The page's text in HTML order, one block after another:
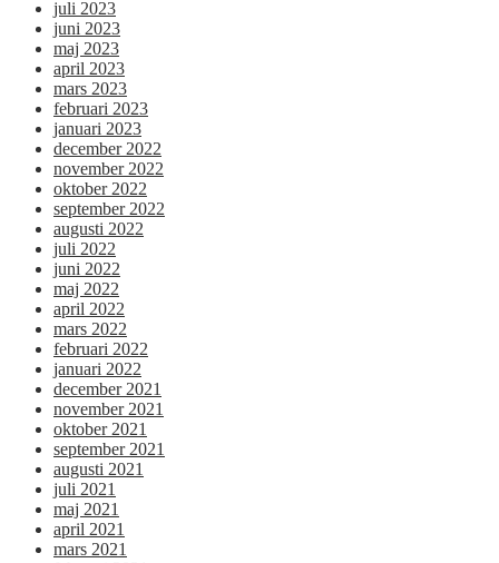
juli 2023
juni 2023
maj 2023
april 2023
mars 2023
februari 2023
januari 2023
december 2022
november 2022
oktober 2022
september 2022
augusti 2022
juli 2022
juni 2022
maj 2022
april 2022
mars 2022
februari 2022
januari 2022
december 2021
november 2021
oktober 2021
september 2021
augusti 2021
juli 2021
maj 2021
april 2021
mars 2021